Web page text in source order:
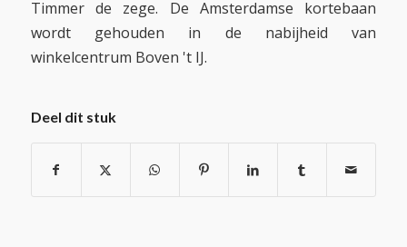
Timmer de zege. De Amsterdamse kortebaan
wordt gehouden in de nabijheid van
winkelcentrum Boven 't IJ.
Deel dit stuk